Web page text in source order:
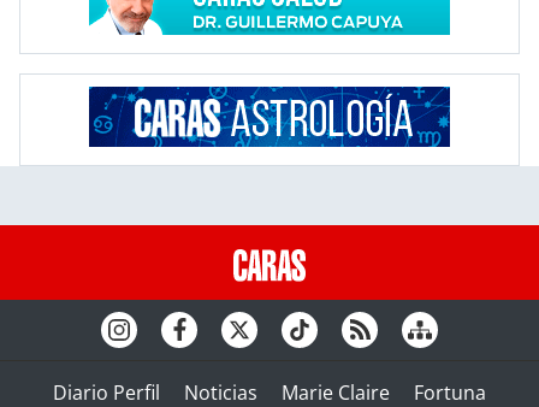
Diario Perfil Noticias Marie Claire
Fortuna